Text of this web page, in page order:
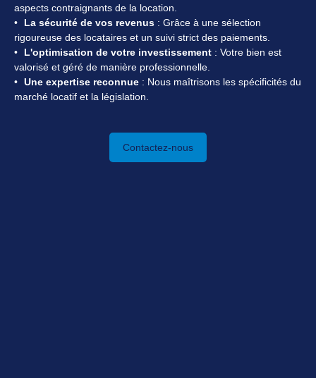
aspects contraignants de la location.
La sécurité de vos revenus : Grâce à une sélection
rigoureuse des locataires et un suivi strict des paiements.
L'optimisation de votre investissement : Votre bien est
valorisé et géré de manière professionnelle.
Une expertise reconnue : Nous maîtrisons les spécificités du
marché locatif et la législation.
Contactez-nous